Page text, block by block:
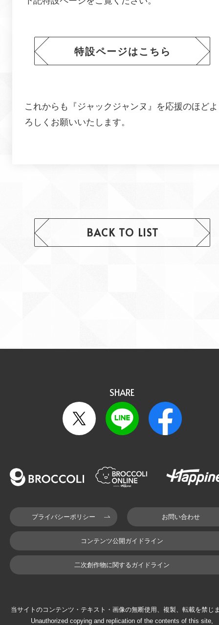
特設ページはこちら
これからも『ジャックジャンヌ』を応援のほどよ
ろしくお願いいたします。
BACK TO LIST
SHARE
プライバシーポリシー お問い合わせ
コンテンツ公開ガイドライン
二次創作物に関するガイドライン
当サイトのコンテンツ・テキスト・画像の無断使用、複製、転載を禁じ
Unauthorized copying and replication of the contents of this site,